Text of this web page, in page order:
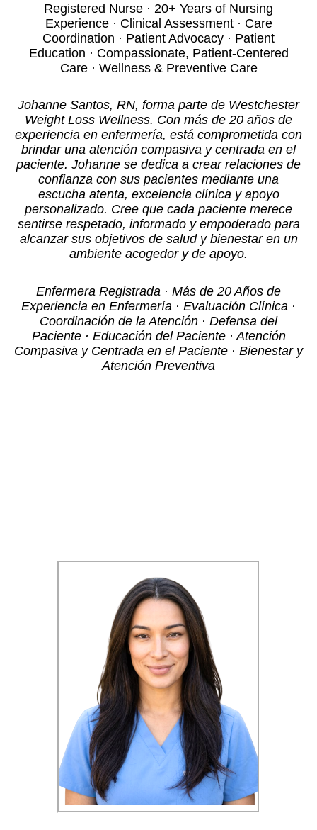
Registered Nurse · 20+ Years of Nursing
Experience · Clinical Assessment · Care
Coordination · Patient Advocacy · Patient
Education · Compassionate, Patient-Centered
Care · Wellness & Preventive Care
Johanne Santos, RN, forma parte de Westchester
Weight Loss Wellness. Con más de 20 años de
experiencia en enfermería, está comprometida con
brindar una atención compasiva y centrada en el
paciente. Johanne se dedica a crear relaciones de
confianza con sus pacientes mediante una
escucha atenta, excelencia clínica y apoyo
personalizado. Cree que cada paciente merece
sentirse respetado, informado y empoderado para
alcanzar sus objetivos de salud y bienestar en un
ambiente acogedor y de apoyo.
Enfermera Registrada · Más de 20 Años de
Experiencia en Enfermería · Evaluación Clínica ·
Coordinación de la Atención · Defensa del
Paciente · Educación del Paciente · Atención
Compasiva y Centrada en el Paciente · Bienestar y
Atención Preventiva